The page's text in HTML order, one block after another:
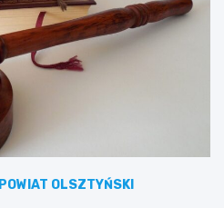
POWIAT OLSZTYŃSKI